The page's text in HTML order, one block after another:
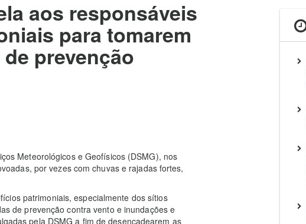
aos responsáveis
para tomarem
prevenção
Meteorológicos e Geofísicos (DSMG), nos
por vezes com chuvas e rajadas fortes,
patrimoniais, especialmente dos sítios
de prevenção contra vento e inundações e
pela DSMG a fim de desencadearem as